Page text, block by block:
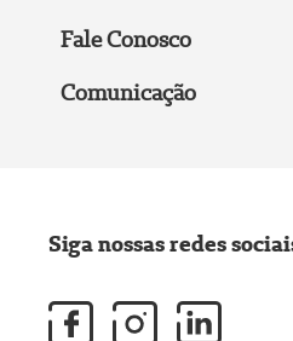
Fale Conosco
Comunicação
Siga nossas redes